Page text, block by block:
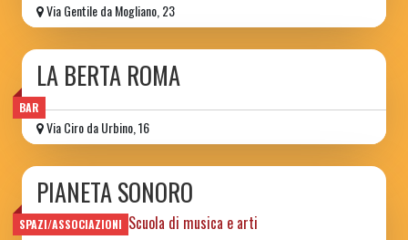
Via Gentile da Mogliano, 23
BAR
LA BERTA ROMA
Via Ciro da Urbino, 16
SPAZI/ASSOCIAZIONI
PIANETA SONORO
Spazio sociale e Scuola di musica e arti